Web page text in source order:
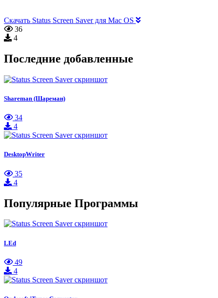
Скачать Status Screen Saver для Mac OS
36
4
Последние добавленные
Shareman (Шареман)
34
4
DesktopWriter
35
4
Популярные Программы
LEd
49
4